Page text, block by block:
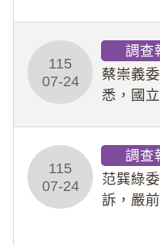
行拍攝
劉師。
115
07-24
調查
蔡崇義
悉，國
術倫理
31)
115
07-24
調查
范巽綠
訴，嚴